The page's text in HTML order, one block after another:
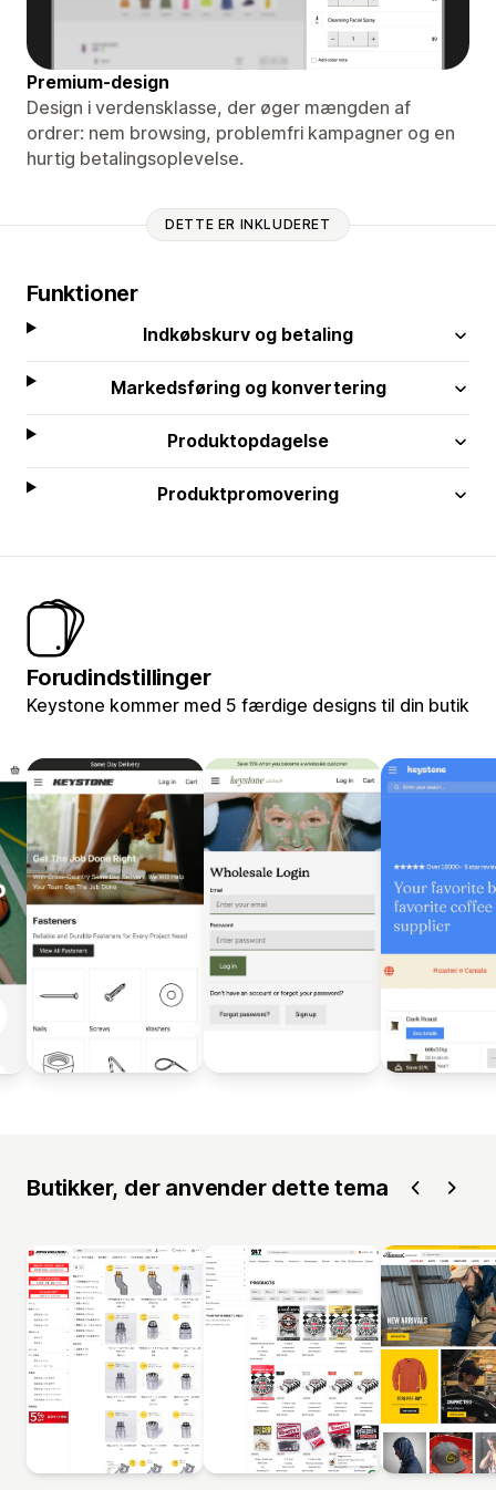
Premium-design
Design i verdensklasse, der øger mængden af ​​
ordrer: nem browsing, problemfri kampagner og en
hurtig betalingsoplevelse.
DETTE ER INKLUDERET
Funktioner
Indkøbskurv og betaling
Markedsføring og konvertering
Produktopdagelse
Produktpromovering
Forudindstillinger
Keystone kommer med 5 færdige designs til din butik
Butikker, der anvender dette tema